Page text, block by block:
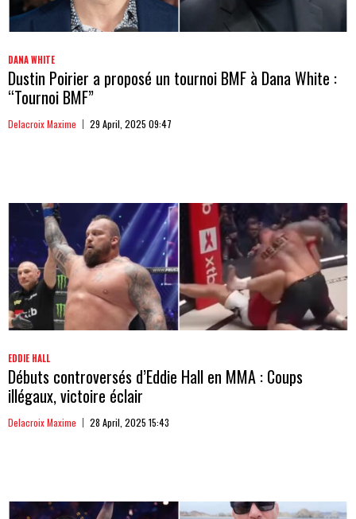
DANA WHITE
Dustin Poirier a proposé un tournoi BMF à Dana White :
“Tournoi BMF”
Delacroix Maxime 29 April, 2025 09:47
EDDIE HALL
Débuts controversés d’Eddie Hall en MMA : Coups
illégaux, victoire éclair
Delacroix Maxime 28 April, 2025 15:43